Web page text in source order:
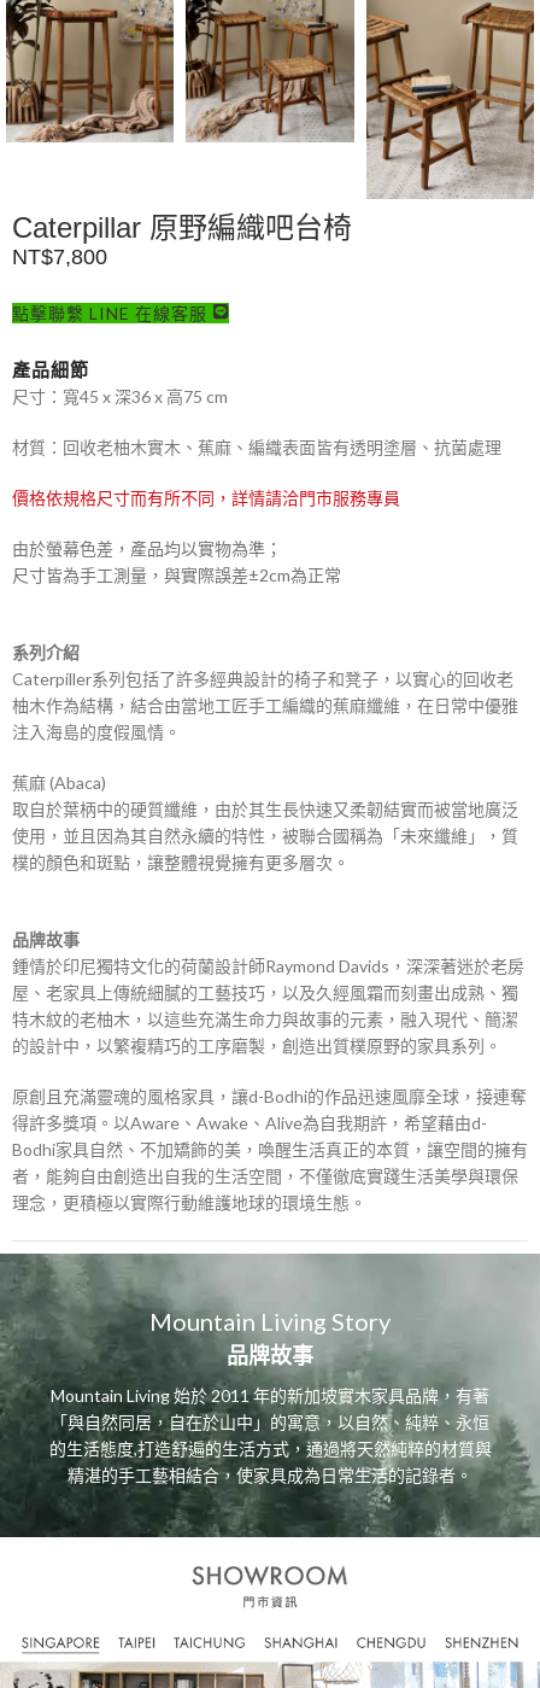
Caterpillar 原野編織吧台椅
NT$7,800
點擊聯繫 LINE 在線客服
產品細節
尺寸：寬45 x 深36 x 高75 cm
材質：回收老柚木實木、蕉麻、編織表面皆有透明塗層、抗菌處理
價格依規格尺寸而有所不同，詳情請洽門市服務專員
由於螢幕色差，產品均以實物為準；
尺寸皆為手工測量，與實際誤差±2cm為正常
系列介紹
Caterpiller系列包括了許多經典設計的椅子和凳子，以實心的回收老
柚木作為結構，結合由當地工匠手工編織的蕉麻纖維，在日常中優雅
注入海島的度假風情。
蕉麻 (Abaca)
取自於葉柄中的硬質纖維，由於其生長快速又柔韌結實而被當地廣泛
使用，並且因為其自然永續的特性，被聯合國稱為「未來纖維」，質
樸的顏色和斑點，讓整體視覺擁有更多層次。
品牌故事
鍾情於印尼獨特文化的荷蘭設計師Raymond Davids，深深著迷於老房
屋、老家具上傳統細膩的工藝技巧，以及久經風霜而刻畫出成熟、獨
特木紋的老柚木，以這些充滿生命力與故事的元素，融入現代、簡潔
的設計中，以繁複精巧的工序磨製，創造出質樸原野的家具系列。
原創且充滿靈魂的風格家具，讓d-Bodhi的作品迅速風靡全球，接連奪
得許多獎項。以Aware、Awake、Alive為自我期許，希望藉由d-
Bodhi家具自然、不加矯飾的美，喚醒生活真正的本質，讓空間的擁有
者，能夠自由創造出自我的生活空間，不僅徹底實踐生活美學與環保
理念，更積極以實際行動維護地球的環境生態。
Mountain Living Story
品牌故事
Mountain Living 始於 2011 年的新加坡實木家具品牌，有著
「與自然同居，自在於山中」的寓意，以自然、純粹、永恒
的生活態度,打造舒遍的生活方式，通過將天然純粹的材質與
精湛的手工藝相結合，使家具成為日常生活的記錄者。